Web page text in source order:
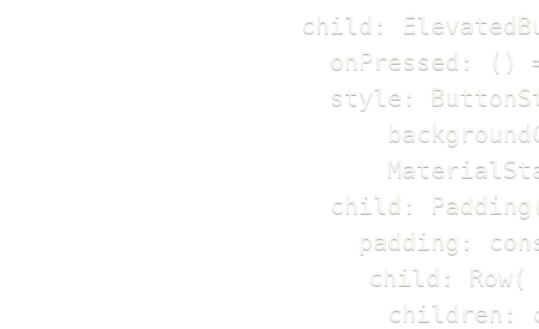
child:
onPressed: ()
style:
child:
padding:
                        child: Row(
children: